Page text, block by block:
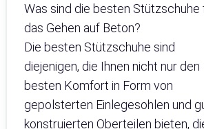
Was sind die besten Stützschuhe
das Gehen auf Beton?
Die besten Stützschuhe sind
diejenigen, die Ihnen nicht nur den
besten Komfort in Form von
gepolsterten Einlegesohlen und
konstruierten Oberteilen bieten,